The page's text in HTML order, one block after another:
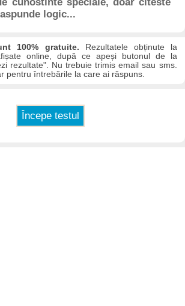
cunostinte speciale, doar citeste
logic...
100% gratuite. Rezultatele obținute la
online, după ce apeși butonul de la
rezultate". Nu trebuie trimis email sau sms.
pentru întrebările la care ai răspuns.